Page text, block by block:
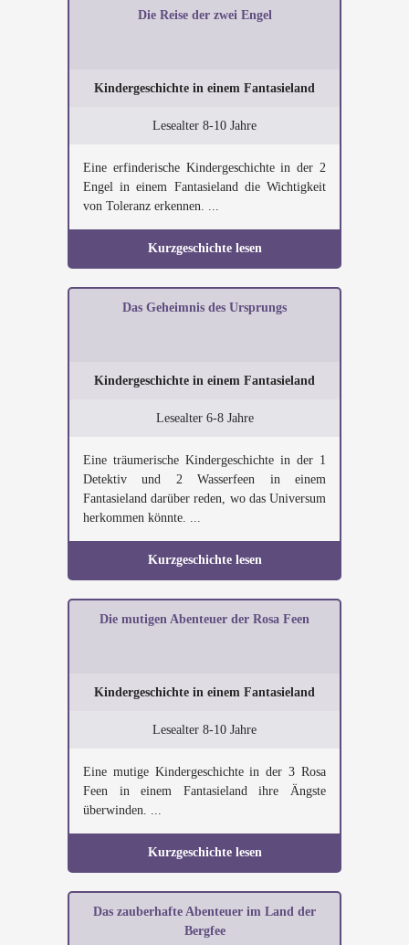
Die Reise der zwei Engel
Kindergeschichte in einem Fantasieland
Lesealter 8-10 Jahre
Eine erfinderische Kindergeschichte in der 2
Engel in einem Fantasieland die Wichtigkeit
von Toleranz erkennen. ...
Kurzgeschichte lesen
Das Geheimnis des Ursprungs
Kindergeschichte in einem Fantasieland
Lesealter 6-8 Jahre
Eine träumerische Kindergeschichte in der 1
Detektiv und 2 Wasserfeen in einem
Fantasieland darüber reden, wo das Universum
herkommen könnte. ...
Kurzgeschichte lesen
Die mutigen Abenteuer der Rosa Feen
Kindergeschichte in einem Fantasieland
Lesealter 8-10 Jahre
Eine mutige Kindergeschichte in der 3 Rosa
Feen in einem Fantasieland ihre Ängste
überwinden. ...
Kurzgeschichte lesen
Das zauberhafte Abenteuer im Land der
Bergfee